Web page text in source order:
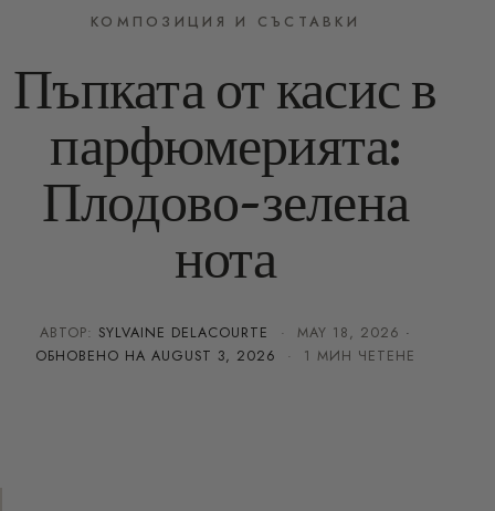
КОМПОЗИЦИЯ И СЪСТАВКИ
Пъпката от касис в
парфюмерията:
Плодово-зелена
нота
АВТОР: SYLVAINE DELACOURTE · MAY 18, 2026 ·
ОБНОВЕНО НА AUGUST 3, 2026 · 1 МИН ЧЕТЕНЕ